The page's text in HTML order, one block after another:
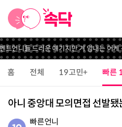
트언니들 드러운 얘기지만 겨 암내는 어케
홈 전체 19고민+ 빠른
아니 중앙대 모의면접 선발됐
빠른언니